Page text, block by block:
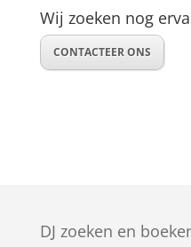
Wij zoeken nog
CONTACTEER ONS
DJ zoeken en